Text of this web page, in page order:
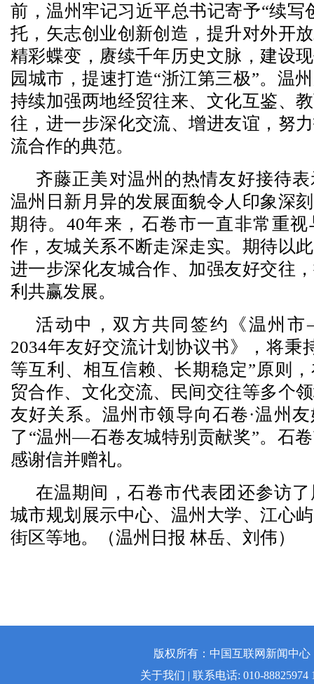
前，温州牢记习近平总书记寄予“续写
托，矢志创业创新创造，提升对外开
精彩蝶变，赓续千年历史文脉，建设
园城市，提速打造“浙江第三极”。温
持续加强两地经贸往来、文化互鉴、
往，进一步深化交流、增进友谊，努
流合作的典范。
齐藤正美对温州的热情友好接待
温州日新月异的发展面貌令人印象深
期待。40年来，石卷市一直非常重
作，友城关系不断走深走实。期待以
进一步深化友城合作、加强友好交往
利共赢发展。
活动中，双方共同签约《温州
2034年友好交流计划协议书》，将秉
等互利、相互信赖、长期稳定”原则
贸合作、文化交流、民间交往等多个
友好关系。温州市领导向石卷·温州
了“温州—石卷友城特别贡献奖”。石
感谢信并赠礼。
在温期间，石卷市代表团还参访
城市规划展示中心、温州大学、江心
街区等地。（温州日报 林岳、刘伟）
版权所有：中国互联网新闻中
关于我们 | 联系电话: 010-88825974